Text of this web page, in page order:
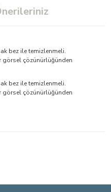
bez ile temizlenmeli.
görsel çözünürlüğünden
bez ile temizlenmeli.
görsel çözünürlüğünden